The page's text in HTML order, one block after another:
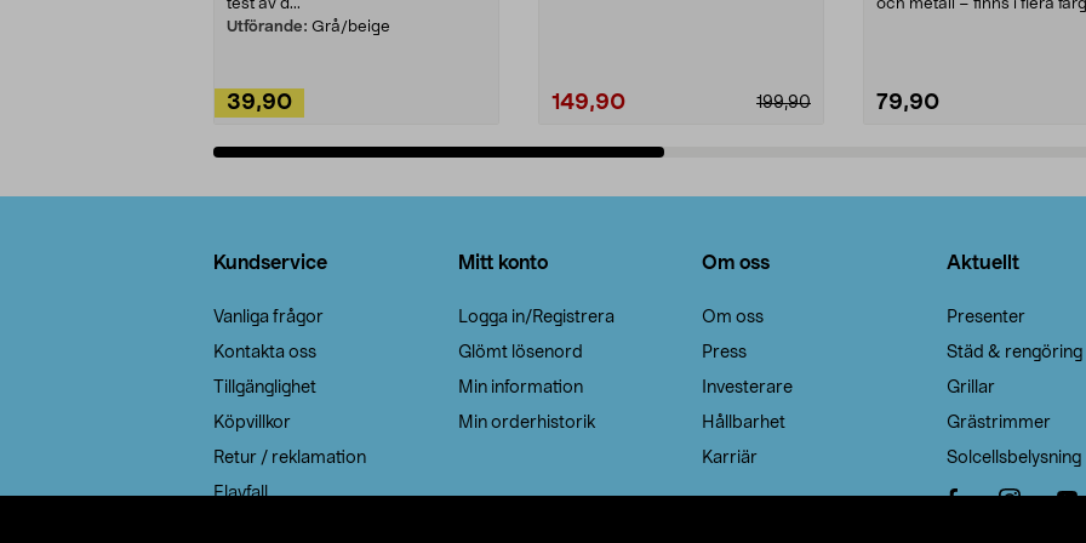
test av d...
Utförande: Grå/beige
39,90 199,90
149,90
och metall – finns i flera
79,90
Kundservice
Vanliga frågor
Kontakta oss
Tillgänglighet
Köpvillkor
Retur / reklamation
Elavfall
Mitt konto
Logga in/Registrera
Glömt lösenord
Min information
Min orderhistorik
Om oss
Om oss
Press
Investerare
Hållbarhet
Karriär
Aktuellt
Presenter
Städ & rengöring
Grillar
Grästrimmer
Solcellsbelysning